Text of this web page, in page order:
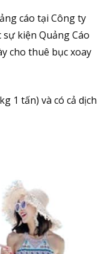
cáo tại Công ty
sự kiện Quảng Cáo
cho thuê bục xoay
1 tấn) và có cả dịch